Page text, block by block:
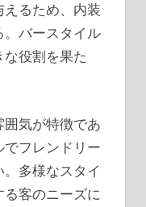
るため、内装
バースタイル
役割を果た
気が特徴であ
フレンドリー
多様なスタイ
客のニーズに